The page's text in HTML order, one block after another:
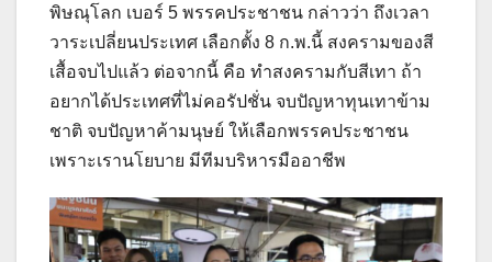
พิษณุโลก เบอร์ 5 พรรคประชาชน กล่าวว่า ถึงเวลา
วาระเปลี่ยนประเทศ เลือกตั้ง 8 ก.พ.นี้ สงครามของสี
เสื้อจบไปแล้ว ต่อจากนี้ คือ ทำสงครามกับสีเทา ถ้า
อยากได้ประเทศที่ไม่คอรัปชั่น จบปัญหาทุนเทาข้าม
ชาติ จบปัญหาค้ามนุษย์ ให้เลือกพรรคประชาชน
เพราะเรานโยบาย มีทีมบริหารมืออาชีพ